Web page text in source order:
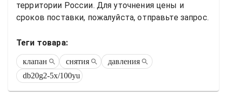
территории России. Для уточнения цены и
сроков поставки, пожалуйста, отправьте запрос.
Теги товара:
клапан снятия
давления
db20g2-5x/100yu